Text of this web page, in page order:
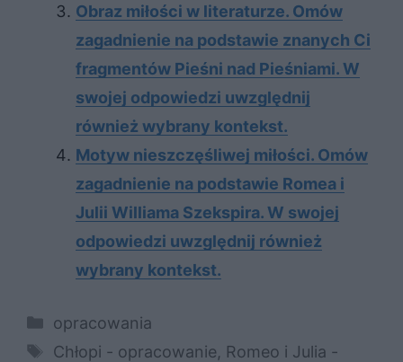
Obraz miłości w literaturze. Omów
zagadnienie na podstawie znanych Ci
fragmentów Pieśni nad Pieśniami. W
swojej odpowiedzi uwzględnij
również wybrany kontekst.
Motyw nieszczęśliwej miłości. Omów
zagadnienie na podstawie Romea i
Julii Williama Szekspira. W swojej
odpowiedzi uwzględnij również
wybrany kontekst.
Kategorie
opracowania
Tagi
Chłopi - opracowanie, Romeo i Julia -